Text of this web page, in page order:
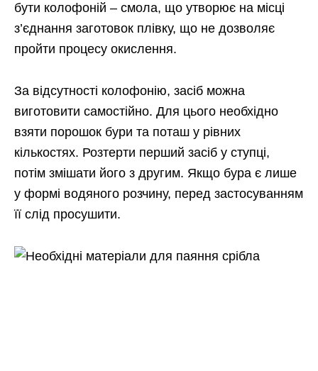
бути колофоній – смола, що утворює на місці
з’єднання заготовок плівку, що не дозволяє
пройти процесу окислення.
За відсутності колофонію, засіб можна
виготовити самостійно. Для цього необхідно
взяти порошок бури та поташ у рівних
кількостях. Розтерти перший засіб у ступці,
потім змішати його з другим. Якщо бура є лише
у формі водяного розчину, перед застосуванням
її слід просушити.